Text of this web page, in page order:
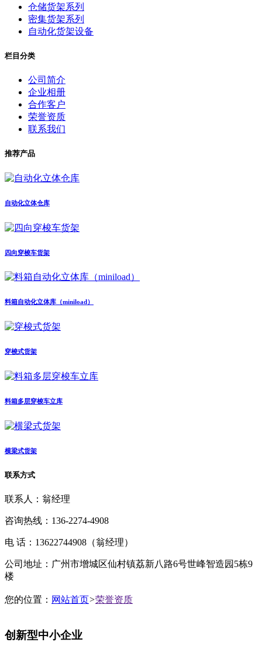
仓储货架系列
密集货架系列
自动化货架设备
栏目分类
公司简介
企业相册
合作客户
荣誉资质
联系我们
推荐产品
自动化立体仓库
四向穿梭车货架
料箱自动化立体库（miniload）
穿梭式货架
料箱多层穿梭车立库
横梁式货架
联系方式
联系人：翁经理
咨询热线：136-2274-4908
电 话：13622744908（翁经理）
公司地址：广州市增城区仙村镇荔新八路6号世峰智造园5栋9
楼
您的位置： 网站首页>荣誉资质
创新型中小企业